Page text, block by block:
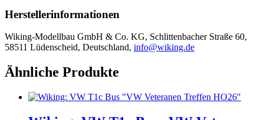
Herstellerinformationen
Wiking-Modellbau GmbH & Co. KG, Schlittenbacher Straße 60,
58511 Lüdenscheid, Deutschland, info@wiking.de
Ähnliche Produkte